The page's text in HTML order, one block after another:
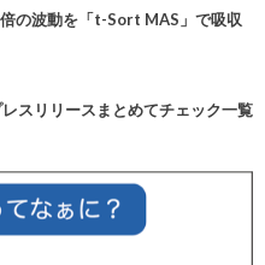
の波動を「t-Sort MAS」で吸収
レスリリースまとめてチェック一覧